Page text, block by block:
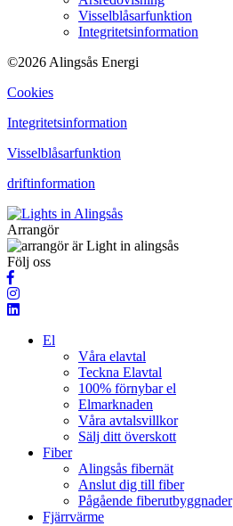
Visselblåsarfunktion
Integritetsinformation
©2026 Alingsås Energi
Cookies
Integritetsinformation
Visselblåsarfunktion
driftinformation
Arrangör
Följ oss
El
Våra elavtal
Teckna Elavtal
100% förnybar el
Elmarknaden
Våra avtalsvillkor
Sälj ditt överskott
Fiber
Alingsås fibernät
Anslut dig till fiber
Pågående fiberutbyggnader
Fjärrvärme